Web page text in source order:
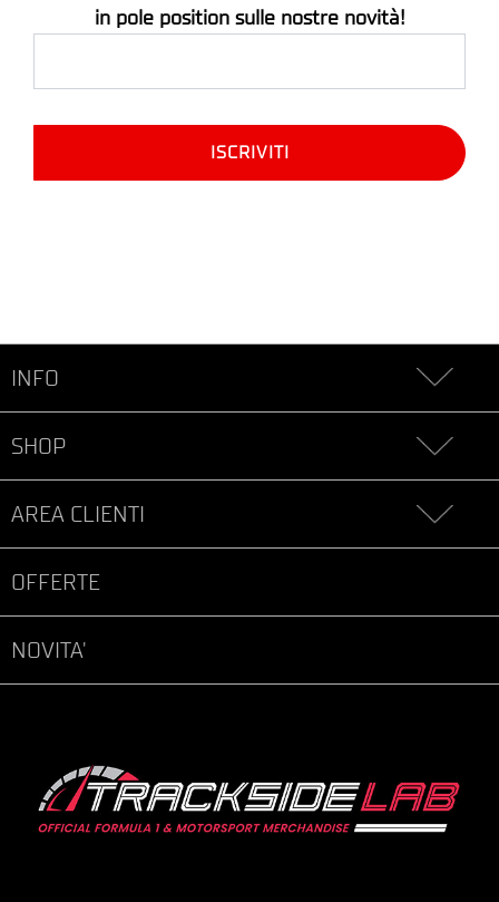
in pole position sulle nostre novità!
INFO
SHOP
AREA CLIENTI
OFFERTE
NOVITA'